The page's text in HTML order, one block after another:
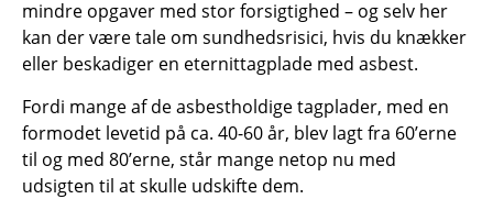
mindre opgaver med stor forsigtighed – og selv her
kan der være tale om sundhedsrisici, hvis du knækker
eller beskadiger en eternittagplade med asbest.
Fordi mange af de asbestholdige tagplader, med en
formodet levetid på ca. 40-60 år, blev lagt fra 60’erne
til og med 80’erne, står mange netop nu med
udsigten til at skulle udskifte dem.